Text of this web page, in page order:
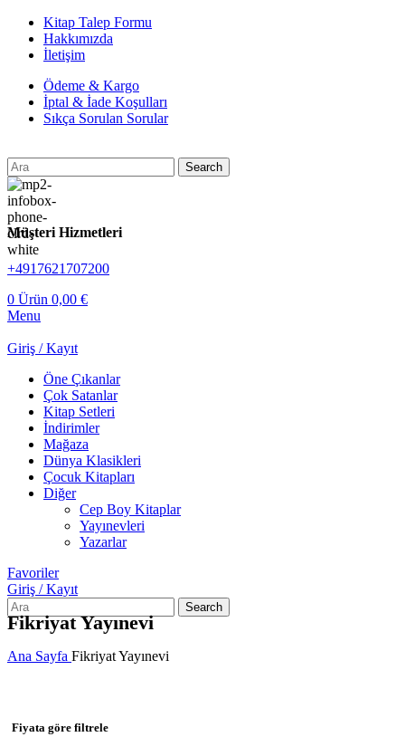
Kitap Talep Formu
Hakkımızda
İletişim
Ödeme & Kargo
İptal & İade Koşulları
Sıkça Sorulan Sorular
Search
Müşteri Hizmetleri
+4917621707200
0 Ürün 0,00 €
Menu
Giriş / Kayıt
Öne Çıkanlar
Çok Satanlar
Kitap Setleri
İndirimler
Mağaza
Dünya Klasikleri
Çocuk Kitapları
Diğer
Cep Boy Kitaplar
Yayınevleri
Yazarlar
Favoriler
Giriş / Kayıt
Search
Fikriyat Yayınevi
Ana Sayfa Fikriyat Yayınevi
Fiyata göre filtrele